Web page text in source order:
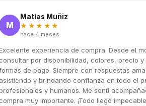
M
Matías Muñiz
★★★★★
hace 4 meses
experiencia de compra. Desde el
consultar por disponibilidad, colores, precio y
de pago. Siempre con respuestas
asistiendo y brindando confianza en todo el
y humanos. Me sentí
compra muy importante. ¡Todo llegó